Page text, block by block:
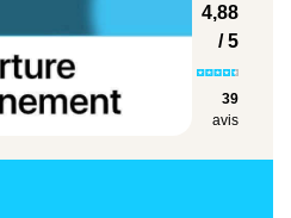
Rénovation salon 30 m²
6 000 à 16 000 €
4,88
/ 5
39
avis